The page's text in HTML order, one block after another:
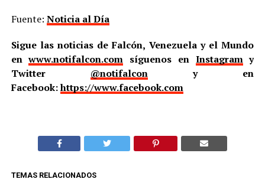
Fuente: Noticia al Día
Sigue las noticias de Falcón, Venezuela y el Mundo
enwww.notifalcon.com síguenos en Instagramy
Twitter @notifalcony en
Facebook:https://www.facebook.com
TEMAS RELACIONADOS